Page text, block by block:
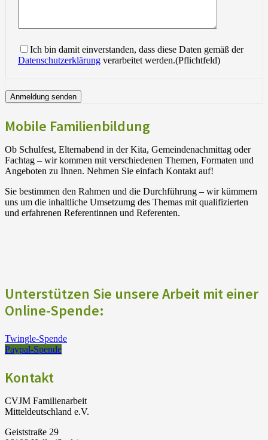
Ich bin damit einverstanden, dass diese Daten gemäß der
Datenschutzerklärung verarbeitet werden.(Pflichtfeld)
Mobile Familienbildung
Ob Schulfest, Elternabend in der Kita, Gemeindenachmittag oder
Fachtag – wir kommen mit verschiedenen Themen, Formaten und
Angeboten zu Ihnen. Nehmen Sie einfach Kontakt auf!
Sie bestimmen den Rahmen und die Durchführung – wir kümmern
uns um die inhaltliche Umsetzumg des Themas mit qualifizierten
und erfahrenen Referentinnen und Referenten.
Unterstützen Sie unsere Arbeit mit einer
Online-Spende:
Twingle-Spende
Paypal-Spende
Kontakt
CVJM Familienarbeit
Mitteldeutschland e.V.
Geiststraße 29